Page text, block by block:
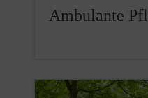
Ambulante